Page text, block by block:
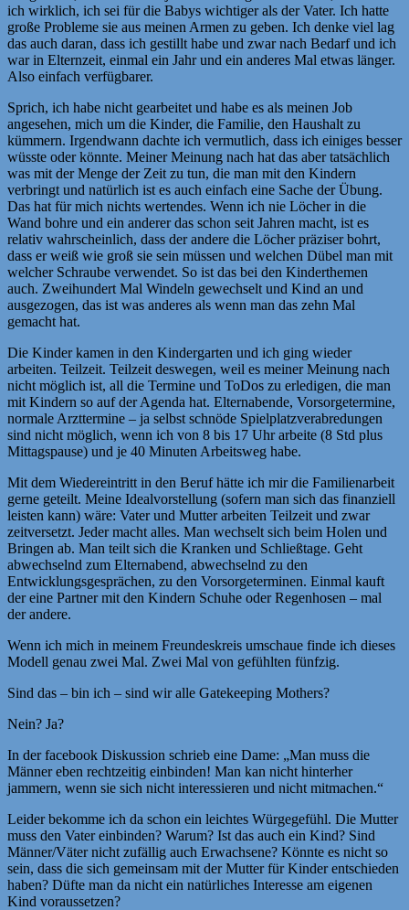
ich wirklich, ich sei für die Babys wichtiger als der Vater. Ich hatte
große Probleme sie aus meinen Armen zu geben. Ich denke viel lag
das auch daran, dass ich gestillt habe und zwar nach Bedarf und ich
war in Elternzeit, einmal ein Jahr und ein anderes Mal etwas länger.
Also einfach verfügbarer.
Sprich, ich habe nicht gearbeitet und habe es als meinen Job
angesehen, mich um die Kinder, die Familie, den Haushalt zu
kümmern. Irgendwann dachte ich vermutlich, dass ich einiges besser
wüsste oder könnte. Meiner Meinung nach hat das aber tatsächlich
was mit der Menge der Zeit zu tun, die man mit den Kindern
verbringt und natürlich ist es auch einfach eine Sache der Übung.
Das hat für mich nichts wertendes. Wenn ich nie Löcher in die
Wand bohre und ein anderer das schon seit Jahren macht, ist es
relativ wahrscheinlich, dass der andere die Löcher präziser bohrt,
dass er weiß wie groß sie sein müssen und welchen Dübel man mit
welcher Schraube verwendet. So ist das bei den Kinderthemen
auch. Zweihundert Mal Windeln gewechselt und Kind an und
ausgezogen, das ist was anderes als wenn man das zehn Mal
gemacht hat.
Die Kinder kamen in den Kindergarten und ich ging wieder
arbeiten. Teilzeit. Teilzeit deswegen, weil es meiner Meinung nach
nicht möglich ist, all die Termine und ToDos zu erledigen, die man
mit Kindern so auf der Agenda hat. Elternabende, Vorsorgetermine,
normale Arzttermine – ja selbst schnöde Spielplatzverabredungen
sind nicht möglich, wenn ich von 8 bis 17 Uhr arbeite (8 Std plus
Mittagspause) und je 40 Minuten Arbeitsweg habe.
Mit dem Wiedereintritt in den Beruf hätte ich mir die Familienarbeit
gerne geteilt. Meine Idealvorstellung (sofern man sich das finanziell
leisten kann) wäre: Vater und Mutter arbeiten Teilzeit und zwar
zeitversetzt. Jeder macht alles. Man wechselt sich beim Holen und
Bringen ab. Man teilt sich die Kranken und Schließtage. Geht
abwechselnd zum Elternabend, abwechselnd zu den
Entwicklungsgesprächen, zu den Vorsorgeterminen. Einmal kauft
der eine Partner mit den Kindern Schuhe oder Regenhosen – mal
der andere.
Wenn ich mich in meinem Freundeskreis umschaue finde ich dieses
Modell genau zwei Mal. Zwei Mal von gefühlten fünfzig.
Sind das – bin ich – sind wir alle Gatekeeping Mothers?
Nein? Ja?
In der facebook Diskussion schrieb eine Dame: „Man muss die
Männer eben rechtzeitig einbinden! Man kan nicht hinterher
jammern, wenn sie sich nicht interessieren und nicht mitmachen.“
Leider bekomme ich da schon ein leichtes Würgegefühl. Die Mutter
muss den Vater einbinden? Warum? Ist das auch ein Kind? Sind
Männer/Väter nicht zufällig auch Erwachsene? Könnte es nicht so
sein, dass die sich gemeinsam mit der Mutter für Kinder entschieden
haben? Düfte man da nicht ein natürliches Interesse am eigenen
Kind voraussetzen?